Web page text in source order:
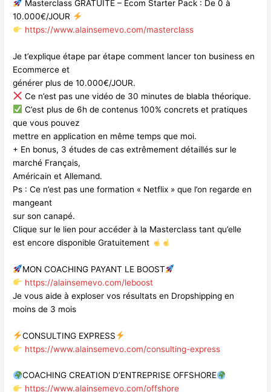
Masterclass GRATUITE – Ecom Starter Pack : De 0 à
10.000€/JOUR
https://www.alainsemevo.com/masterclass
Je t’explique étape par étape comment lancer ton business en
Ecommerce et
générer plus de 10.000€/JOUR.
Ce n’est pas une vidéo de 30 minutes de blabla théorique.
C’est plus de 6h de contenus 100% concrets et pratiques
que vous pouvez
mettre en application en même temps que moi.
+ En bonus, 3 études de cas extrêmement détaillés sur le
marché Français,
Américain et Allemand.
Ps : Ce n’est pas une formation « Netflix » que l’on regarde en
mangeant
sur son canapé.
Clique sur le lien pour accéder à la Masterclass tant qu’elle
est encore disponible Gratuitement
MON COACHING PAYANT LE BOOST
https://alainsemevo.com/leboost
Je vous aide à exploser vos résultats en Dropshipping en
moins de 3 mois
CONSULTING EXPRESS
https://www.alainsemevo.com/consulting-express
COACHING CREATION D’ENTREPRISE OFFSHORE
https://www.alainsemevo.com/offshore